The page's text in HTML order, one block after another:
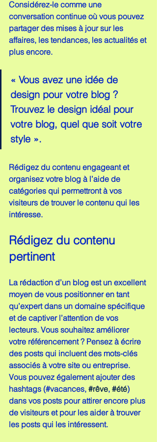
Considérez-le comme une
conversation continue où vous pouvez
partager des mises à jour sur les
affaires, les tendances, les actualités et
plus encore.
« Vous avez une idée de
design pour votre blog ?
Trouvez le design idéal pour
votre blog, quel que soit votre
style ».
Rédigez du contenu engageant et
organisez votre blog à l’aide de
catégories qui permettront à vos
visiteurs de trouver le contenu qui les
intéresse.
Rédigez du contenu
pertinent
La rédaction d’un blog est un excellent
moyen de vous positionner en tant
qu’expert dans un domaine spécifique
et de captiver l’attention de vos
lecteurs. Vous souhaitez améliorer
votre référencement ? Pensez à écrire
des posts qui incluent des mots-clés
associés à votre site ou entreprise.
Vous pouvez également ajouter des
hashtags (#vacances, #rêve, #été)
dans vos posts pour attirer encore plus
de visiteurs et pour les aider à trouver
les posts qui les intéressent.